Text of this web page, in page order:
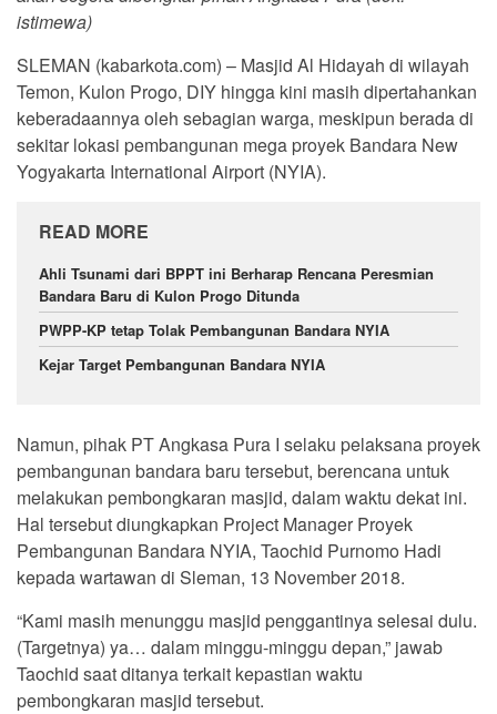
istimewa)
SLEMAN (kabarkota.com) – Masjid Al Hidayah di wilayah
Temon, Kulon Progo, DIY hingga kini masih dipertahankan
keberadaannya oleh sebagian warga, meskipun berada di
sekitar lokasi pembangunan mega proyek Bandara New
Yogyakarta International Airport (NYIA).
READ MORE
Ahli Tsunami dari BPPT ini Berharap Rencana Peresmian
Bandara Baru di Kulon Progo Ditunda
PWPP-KP tetap Tolak Pembangunan Bandara NYIA
Kejar Target Pembangunan Bandara NYIA
Namun, pihak PT Angkasa Pura I selaku pelaksana proyek
pembangunan bandara baru tersebut, berencana untuk
melakukan pembongkaran masjid, dalam waktu dekat ini.
Hal tersebut diungkapkan Project Manager Proyek
Pembangunan Bandara NYIA, Taochid Purnomo Hadi
kepada wartawan di Sleman, 13 November 2018.
“Kami masih menunggu masjid penggantinya selesai dulu.
(Targetnya) ya… dalam minggu-minggu depan,” jawab
Taochid saat ditanya terkait kepastian waktu
pembongkaran masjid tersebut.